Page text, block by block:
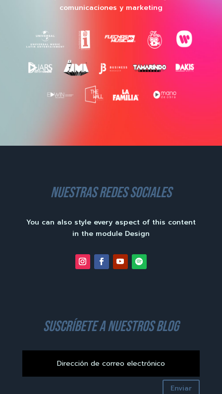
comunicaciones y marketing
nuestras redes sociales
You can also style every aspect of this content
in the module Design
suscríbete a nuestros blog
Enviar